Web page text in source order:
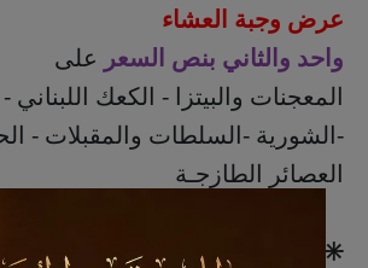
عرض وجبة العشاء
واحد والثاني بنص السعر على
المعجنات والبيتزا - الكعك اللبناني -
-الشورية -السلطات والمقبلات -
العصائر الطازجـة
✳️ العروض لفترة محدودة خلال يناير